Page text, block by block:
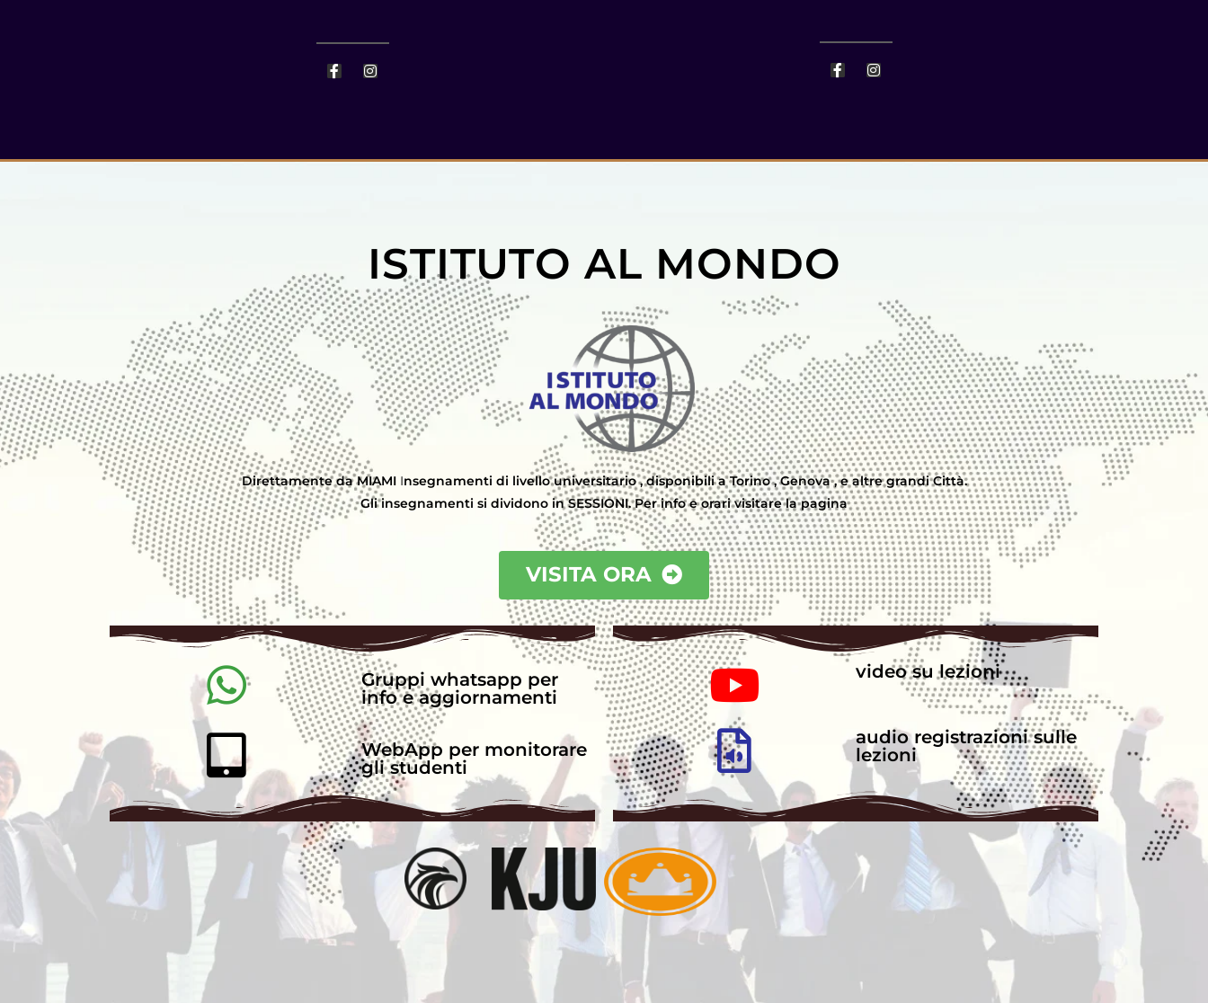
ISTITUTO AL MONDO
Direttamente da MIAMI Insegnamenti di livello universitario , disponibili a Torino , Genova , e altre grandi Città.
Gli insegnamenti si dividono in SESSIONI. Per info e orari visitare la pagina
VISITA ORA
Gruppi whatsapp per
info e aggiornamenti
WebApp per monitorare
gli studenti
video su lezioni
audio registrazioni sulle
lezioni